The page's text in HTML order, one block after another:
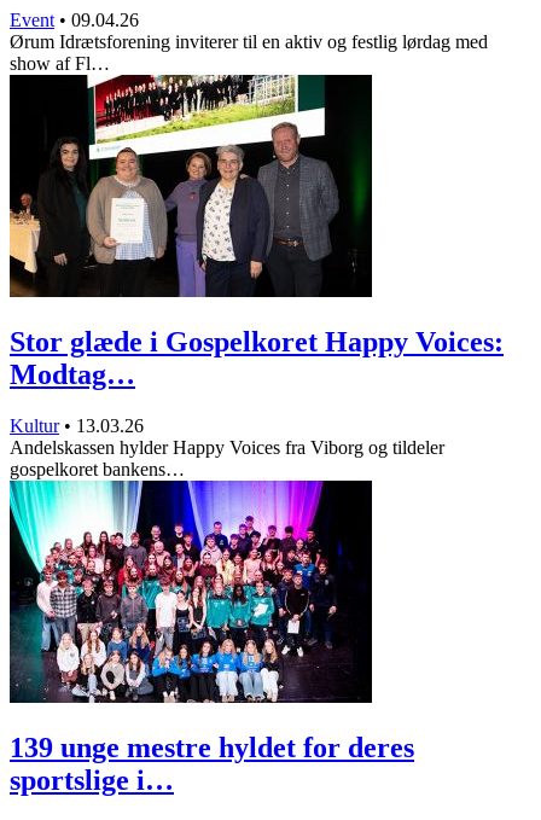
Event • 09.04.26
Ørum Idrætsforening inviterer til en aktiv og festlig lørdag med
show af Fl…
Stor glæde i Gospelkoret Happy Voices:
Modtag…
Kultur • 13.03.26
Andelskassen hylder Happy Voices fra Viborg og tildeler
gospelkoret bankens…
139 unge mestre hyldet for deres
sportslige i…